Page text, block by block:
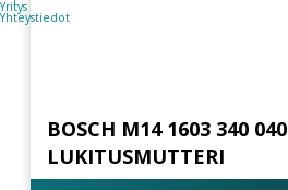
Yritys
Yhteystiedot
BOSCH M14 1603 340 040
LUKITUSMUTTERI